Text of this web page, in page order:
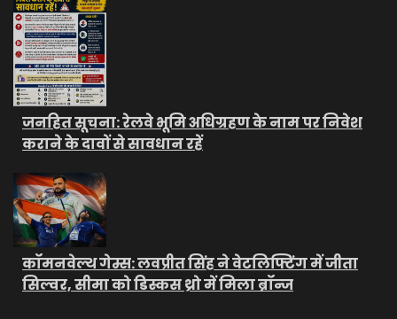
जनहित सूचना: रेलवे भूमि अधिग्रहण के नाम पर निवेश
कराने के दावों से सावधान रहें
कॉमनवेल्थ गेम्स: लवप्रीत सिंह ने वेटलिफ्टिंग में जीता
सिल्वर, सीमा को डिस्कस थ्रो में मिला ब्रॉन्ज